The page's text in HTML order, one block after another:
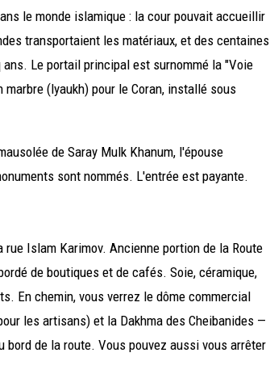
le monde islamique : la cour pouvait accueillir
transportaient les matériaux, et des centaines
Le portail principal est surnommé la "Voie
(lyaukh) pour le Coran, installé sous
de Saray Mulk Khanum, l'épouse
sont nommés. L'entrée est payante.
Islam Karimov. Ancienne portion de la Route
de boutiques et de cafés. Soie, céramique,
En chemin, vous verrez le dôme commercial
les artisans) et la Dakhma des Cheibanides —
de la route. Vous pouvez aussi vous arrêter